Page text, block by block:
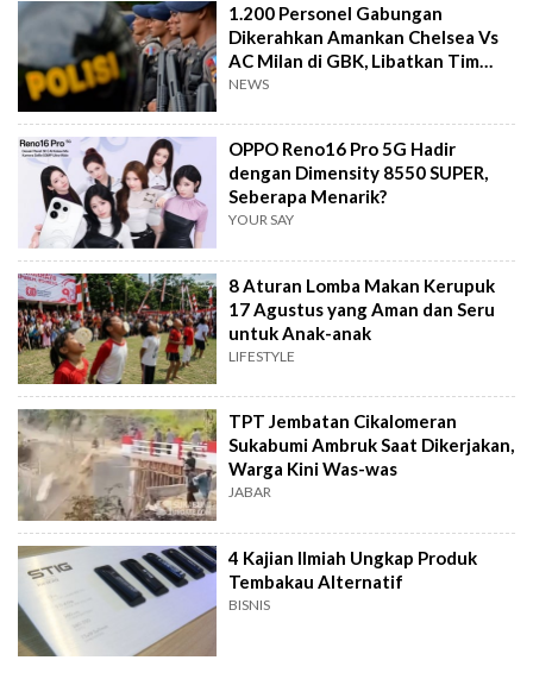
1.200 Personel Gabungan
Dikerahkan Amankan Chelsea Vs
AC Milan di GBK, Libatkan Tim
Jibom hingga K-9
NEWS
OPPO Reno16 Pro 5G Hadir
dengan Dimensity 8550 SUPER,
Seberapa Menarik?
YOUR SAY
8 Aturan Lomba Makan Kerupuk
17 Agustus yang Aman dan Seru
untuk Anak-anak
LIFESTYLE
TPT Jembatan Cikalomeran
Sukabumi Ambruk Saat Dikerjakan,
Warga Kini Was-was
JABAR
4 Kajian Ilmiah Ungkap Produk
Tembakau Alternatif
BISNIS